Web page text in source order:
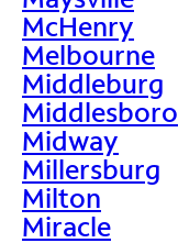
McHenry
Melbourne
Middleburg
Middlesboro
Midway
Millersburg
Milton
Miracle